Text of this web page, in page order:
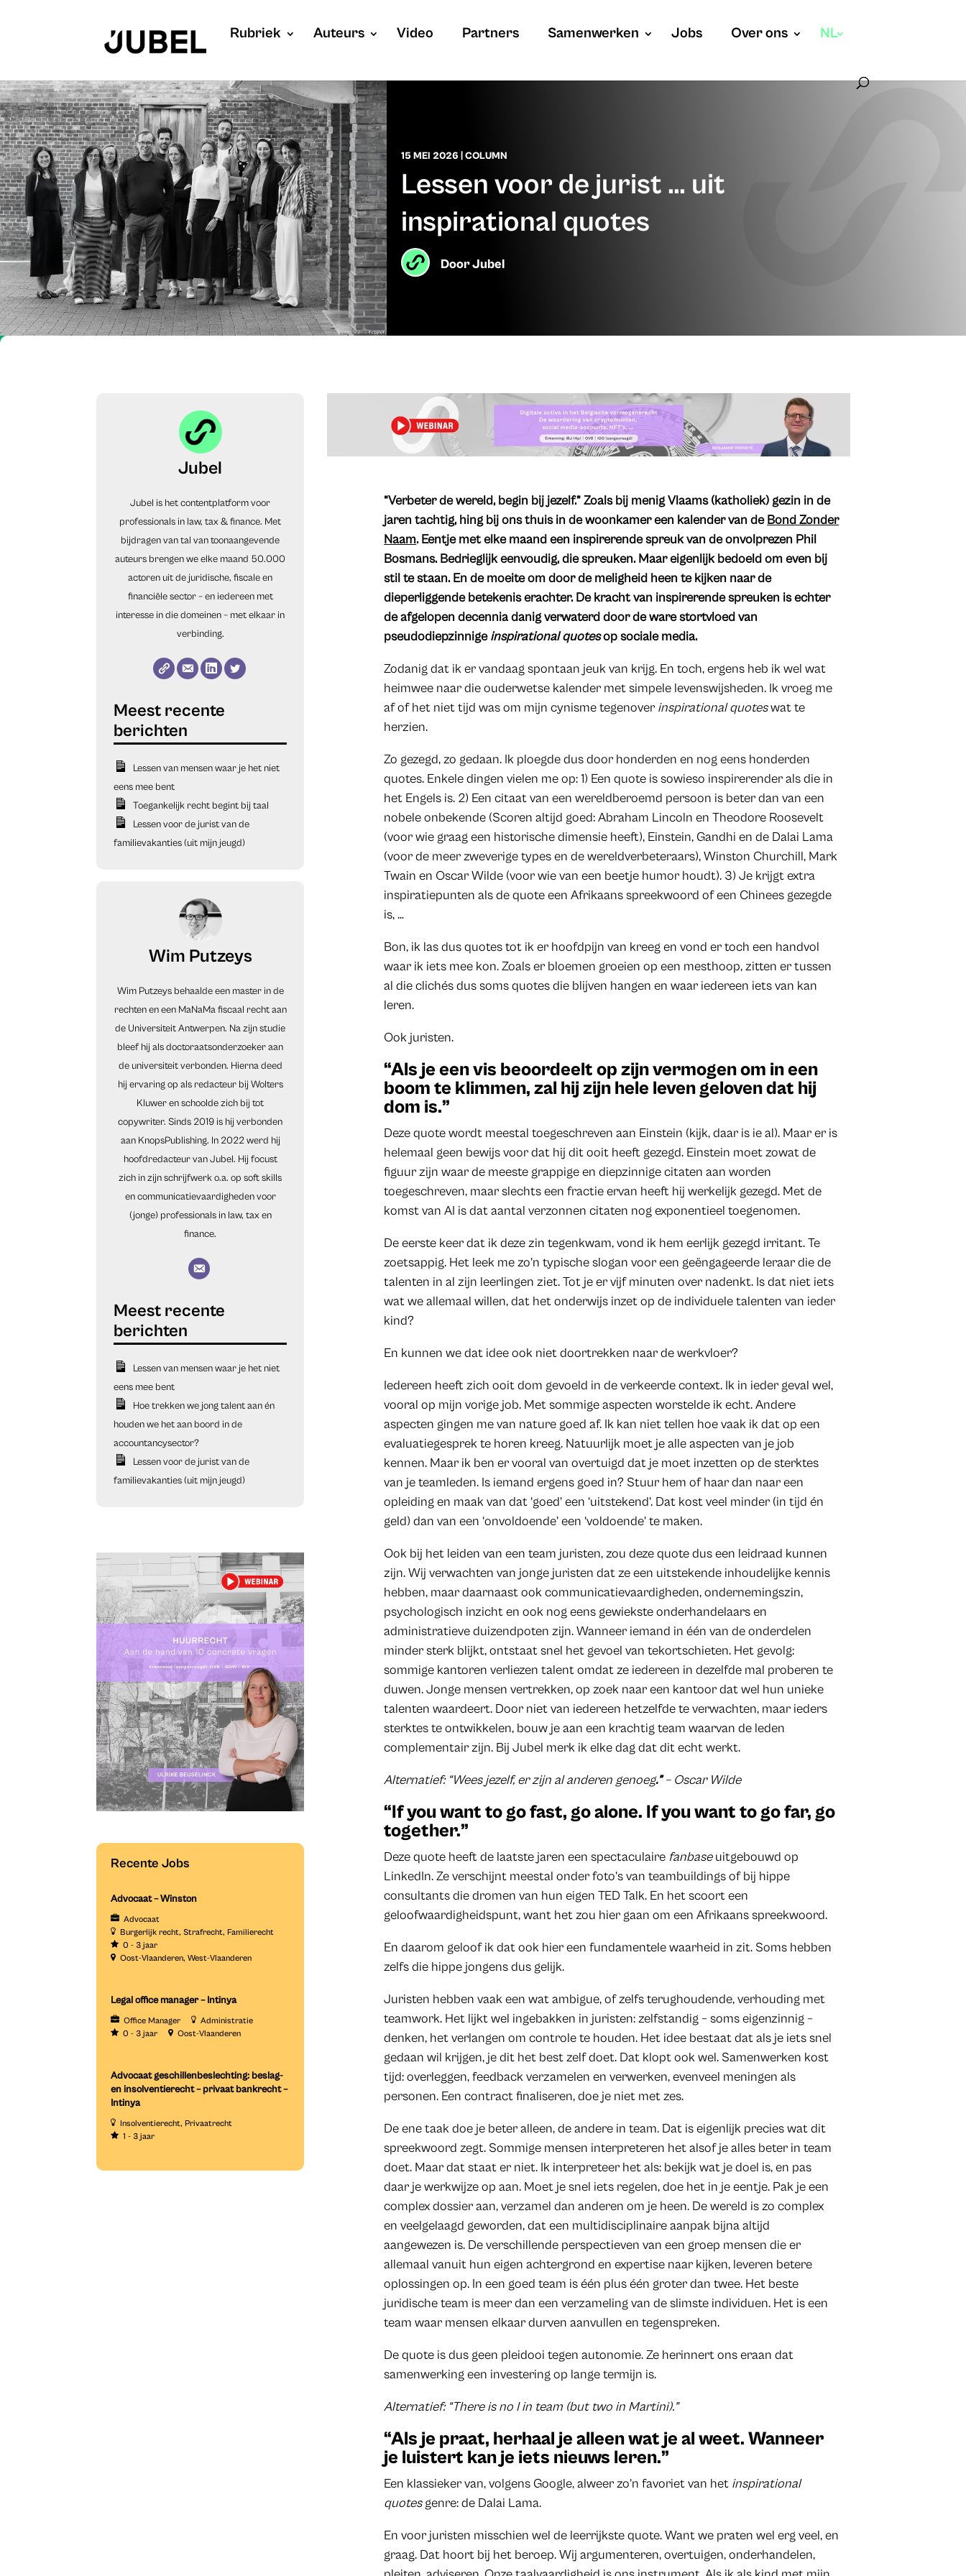
Rubriek Auteurs Video Partners Samenwerken Jobs Over ons NL
15 MEI 2026 COLUMN
Lessen voor de jurist … uit
inspirational quotes
DoorJubel
Jubel
Jubel is het contentplatform voor
professionals in law, tax & finance. Met
bijdragen van tal van toonaangevende
auteurs brengen we elke maand 50.000
actoren uit de juridische, fiscale en
financiële sector – en iedereen met
interesse in die domeinen – met elkaar in
verbinding.
Lessen van mensen waar je het niet
eens mee bent
Toegankelijk recht begint bij taal
Lessen voor de jurist van de
familievakanties (uit mijn jeugd)
Wim Putzeys
Wim Putzeys behaalde een master in de
rechten en een MaNaMa fiscaal recht aan
de Universiteit Antwerpen. Na zijn studie
bleef hij als doctoraatsonderzoeker aan
de universiteit verbonden. Hierna deed
hij ervaring op als redacteur bij Wolters
Kluwer en schoolde zich bij tot
copywriter. Sinds 2019 is hij verbonden
aan KnopsPublishing. In 2022 werd hij
hoofdredacteur van Jubel. Hij focust
zich in zijn schrijfwerk o.a. op soft skills
en communicatievaardigheden voor
(jonge) professionals in law, tax en
finance.
Lessen van mensen waar je het niet
eens mee bent
Hoe trekken we jong talent aan én
houden we het aan boord in de
accountancysector?
Lessen voor de jurist van de
familievakanties (uit mijn jeugd)
Recente Jobs
Advocaat – Winston
Advocaat
Burgerlijk recht Strafrecht Familierecht
0 - 3 jaar
Oost-Vlaanderen West-Vlaanderen
Legal office manager – Intinya
Office Manager
Administratie
0 - 3 jaar
Oost-Vlaanderen
Advocaat geschillenbeslechting: beslag-
en insolventierecht – privaat bankrecht –
Intinya
Insolventierecht Privaatrecht
1 - 3 jaar
“Verbeter de wereld, begin bij jezelf.” Zoals bij menig Vlaams (katholiek) gezin in de
jaren tachtig, hing bij ons thuis in de woonkamer een kalender van deBond Zonder
Naam. Eentje met elke maand een inspirerende spreuk van de onvolprezen Phil
Bosmans. Bedrieglijk eenvoudig, die spreuken. Maar eigenlijk bedoeld om even bij
stil te staan. En de moeite om door de meligheid heen te kijken naar de
dieperliggende betekenis erachter. De kracht van inspirerende spreuken is echter
de afgelopen decennia danig verwaterd door de ware stortvloed van
pseudodiepzinnigeinspirational quotesop sociale media.
Zodanig dat ik er vandaag spontaan jeuk van krijg. En toch, ergens heb ik wel wat
heimwee naar die ouderwetse kalender met simpele levenswijsheden. Ik vroeg me
af of het niet tijd was om mijn cynisme tegenover inspirational quoteswat te
herzien.
Zo gezegd, zo gedaan. Ik ploegde dus door honderden en nog eens honderden
quotes. Enkele dingen vielen me op: 1) Een quote is sowieso inspirerender als die in
het Engels is. 2) Een citaat van een wereldberoemd persoon is beter dan van een
nobele onbekende (Scoren altijd goed: Abraham Lincoln en Theodore Roosevelt
(voor wie graag een historische dimensie heeft), Einstein, Gandhi en de Dalai Lama
(voor de meer zweverige types en de wereldverbeteraars), Winston Churchill, Mark
Twain en Oscar Wilde (voor wie van een beetje humor houdt). 3) Je krijgt extra
inspiratiepunten als de quote een Afrikaans spreekwoord of een Chinees gezegde
is, …
Bon, ik las dus quotes tot ik er hoofdpijn van kreeg en vond er toch een handvol
waar ik iets mee kon. Zoals er bloemen groeien op een mesthoop, zitten er tussen
al die clichés dus soms quotes die blijven hangen en waar iedereen iets van kan
leren.
Ook juristen.
“Als je een vis beoordeelt op zijn vermogen om in een
boom te klimmen, zal hij zijn hele leven geloven dat hij
dom is.”
Deze quote wordt meestal toegeschreven aan Einstein (kijk, daar is ie al). Maar er is
helemaal geen bewijs voor dat hij dit ooit heeft gezegd. Einstein moet zowat de
figuur zijn waar de meeste grappige en diepzinnige citaten aan worden
toegeschreven, maar slechts een fractie ervan heeft hij werkelijk gezegd. Met de
komst van AI is dat aantal verzonnen citaten nog exponentieel toegenomen.
De eerste keer dat ik deze zin tegenkwam, vond ik hem eerlijk gezegd irritant. Te
zoetsappig. Het leek me zo’n typische slogan voor een geëngageerde leraar die de
talenten in al zijn leerlingen ziet. Tot je er vijf minuten over nadenkt. Is dat niet iets
wat we allemaal willen, dat het onderwijs inzet op de individuele talenten van ieder
kind?
En kunnen we dat idee ook niet doortrekken naar de werkvloer?
Iedereen heeft zich ooit dom gevoeld in de verkeerde context. Ik in ieder geval wel,
vooral op mijn vorige job. Met sommige aspecten worstelde ik echt. Andere
aspecten gingen me van nature goed af. Ik kan niet tellen hoe vaak ik dat op een
evaluatiegesprek te horen kreeg. Natuurlijk moet je alle aspecten van je job
kennen. Maar ik ben er vooral van overtuigd dat je moet inzetten op de sterktes
van je teamleden. Is iemand ergens goed in? Stuur hem of haar dan naar een
opleiding en maak van dat ‘goed’ een ‘uitstekend’. Dat kost veel minder (in tijd én
geld) dan van een ‘onvoldoende’ een ‘voldoende’ te maken.
Ook bij het leiden van een team juristen, zou deze quote dus een leidraad kunnen
zijn. Wij verwachten van jonge juristen dat ze een uitstekende inhoudelijke kennis
hebben, maar daarnaast ook communicatievaardigheden, ondernemingszin,
psychologisch inzicht en ook nog eens gewiekste onderhandelaars en
administratieve duizendpoten zijn. Wanneer iemand in één van de onderdelen
minder sterk blijkt, ontstaat snel het gevoel van tekortschieten. Het gevolg:
sommige kantoren verliezen talent omdat ze iedereen in dezelfde mal proberen te
duwen. Jonge mensen vertrekken, op zoek naar een kantoor dat wel hun unieke
talenten waardeert. Door niet van iedereen hetzelfde te verwachten, maar ieders
sterktes te ontwikkelen, bouw je aan een krachtig team waarvan de leden
complementair zijn. Bij Jubel merk ik elke dag dat dit echt werkt.
Alternatief: “Wees jezelf, er zijn al anderen genoeg.”– Oscar Wilde
“If you want to go fast, go alone. If you want to go far, go
together.”
Deze quote heeft de laatste jaren een spectaculaire fanbaseuitgebouwd op
LinkedIn. Ze verschijnt meestal onder foto’s van teambuildings of bij hippe
consultants die dromen van hun eigen TED Talk. En het scoort een
geloofwaardigheidspunt, want het zou hier gaan om een Afrikaans spreekwoord.
En daarom geloof ik dat ook hier een fundamentele waarheid in zit. Soms hebben
zelfs die hippe jongens dus gelijk.
Juristen hebben vaak een wat ambigue, of zelfs terughoudende, verhouding met
teamwork. Het lijkt wel ingebakken in juristen: zelfstandig – soms eigenzinnig –
denken, het verlangen om controle te houden. Het idee bestaat dat als je iets snel
gedaan wil krijgen, je dit het best zelf doet. Dat klopt ook wel. Samenwerken kost
tijd: overleggen, feedback verzamelen en verwerken, evenveel meningen als
personen. Een contract finaliseren, doe je niet met zes.
De ene taak doe je beter alleen, de andere in team. Dat is eigenlijk precies wat dit
spreekwoord zegt. Sommige mensen interpreteren het alsof je alles beter in team
doet. Maar dat staat er niet. Ik interpreteer het als: bekijk wat je doel is, en pas
daar je werkwijze op aan. Moet je snel iets regelen, doe het in je eentje. Pak je een
complex dossier aan, verzamel dan anderen om je heen. De wereld is zo complex
en veelgelaagd geworden, dat een multidisciplinaire aanpak bijna altijd
aangewezen is. De verschillende perspectieven van een groep mensen die er
allemaal vanuit hun eigen achtergrond en expertise naar kijken, leveren betere
oplossingen op. In een goed team is één plus één groter dan twee. Het beste
juridische team is meer dan een verzameling van de slimste individuen. Het is een
team waar mensen elkaar durven aanvullen en tegenspreken.
De quote is dus geen pleidooi tegen autonomie. Ze herinnert ons eraan dat
samenwerking een investering op lange termijn is.
Alternatief: “There is no I in team (but two in Martini).”
“Als je praat, herhaal je alleen wat je al weet. Wanneer
je luistert kan je iets nieuws leren.”
Een klassieker van, volgens Google, alweer zo’n favoriet van het inspirational
quotesgenre: de Dalai Lama.
En voor juristen misschien wel de leerrijkste quote. Want we praten wel erg veel, en
graag. Dat hoort bij het beroep. Wij argumenteren, overtuigen, onderhandelen,